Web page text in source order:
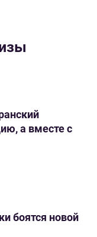
а вместе с
боятся новой